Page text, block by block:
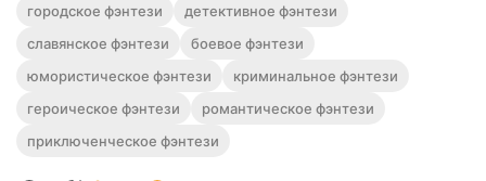
Аудиокнига фэнтези "Медвежий нрав" |
5 книг
Полная версия. 5 книг.
рекламы и любых ограничений!
Level required:
UNLOCK WITH DISCOUNT
$2.44
городское фэнтези
детективное фэнтези
славянское фэнтези
боевое фэнтези
юмористическое фэнтези
криминальное фэнтези
героическое фэнтези
романтическое фэнтези
приключенческое фэнтези